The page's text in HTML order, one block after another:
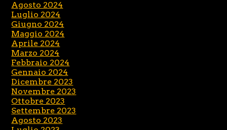
Agosto 2024
Luglio 2024
Giugno 2024
Maggio 2024
Aprile 2024
Marzo 2024
Febbraio 2024
Gennaio 2024
Dicembre 2023
Novembre 2023
Ottobre 2023
Settembre 2023
Agosto 2023